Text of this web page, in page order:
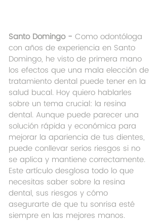
Santo Domingo - Como odontóloga
con años de experiencia en Santo
Domingo, he visto de primera mano
los efectos que una mala elección de
tratamiento dental puede tener en la
salud bucal. Hoy quiero hablarles
sobre un tema crucial: la resina
dental. Aunque puede parecer una
solución rápida y económica para
mejorar la apariencia de tus dientes,
puede conllevar serios riesgos si no
se aplica y mantiene correctamente.
Este artículo desglosa todo lo que
necesitas saber sobre la resina
dental, sus riesgos y cómo
asegurarte de que tu sonrisa esté
siempre en las mejores manos.